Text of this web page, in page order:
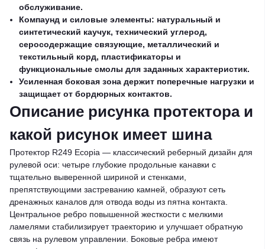
обслуживание.
Компаунд и силовые элементы: натуральный и
синтетический каучук, технический углерод,
серосодержащие связующие, металлический и
текстильный корд, пластификаторы и
функциональные смолы для заданных характеристик.
Усиленная боковая зона держит поперечные нагрузки и
защищает от бордюрных контактов.
Описание рисунка протектора и
какой рисунок имеет шина
Протектор R249 Ecopia — классический реберный дизайн для
рулевой оси: четыре глубокие продольные канавки с
тщательно выверенной шириной и стенками,
препятствующими застреванию камней, образуют сеть
дренажных каналов для отвода воды из пятна контакта.
Центральное ребро повышенной жесткости с мелкими
ламелями стабилизирует траекторию и улучшает обратную
связь на рулевом управлении. Боковые ребра имеют